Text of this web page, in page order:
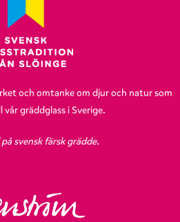
och omtanke om djur och natur som
vår gräddglass i Sverige.
svensk färsk grädde.